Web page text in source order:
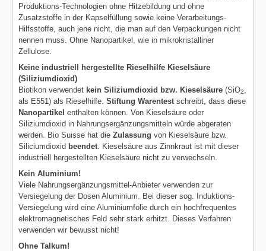
Produktions-Technologien ohne Hitzebildung und ohne
Zusatzstoffe in der Kapselfüllung sowie keine Verarbeitungs-
Hilfsstoffe, auch jene nicht, die man auf den Verpackungen nicht
nennen muss. Ohne Nanopartikel, wie in mikrokristalliner
Zellulose.
Keine industriell hergestellte Rieselhilfe Kieselsäure
(Siliziumdioxid)
Biotikon verwendet kein Siliziumdioxid bzw. Kieselsäure (SiO2
als E551) als Rieselhilfe. Stiftung Warentest schreibt, dass diese
Nanopartikel enthalten können. Von Kieselsäure oder
Siliziumdioxid in Nahrungsergänzungsmitteln würde abgeraten
werden. Bio Suisse hat die Zulassung von Kieselsäure bzw.
Siliciumdioxid beendet . Kieselsäure aus Zinnkraut ist mit dieser
industriell hergestellten Kieselsäure nicht zu verwechseln.
Kein Aluminium!
Viele Nahrungsergänzungsmittel-Anbieter verwenden zur
Versiegelung der Dosen Aluminium. Bei dieser sog. Induktions-
Versiegelung wird eine Aluminiumfolie durch ein hochfrequentes
elektromagnetisches Feld sehr stark erhitzt. Dieses Verfahren
verwenden wir bewusst nicht!
Ohne Talkum!